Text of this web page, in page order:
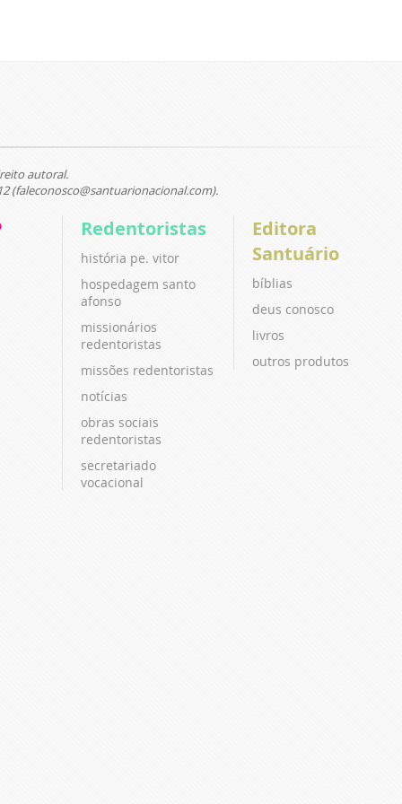
autoral.
(faleconosco@santuarionacional.com).
Redentoristas
história pe. vitor
hospedagem santo
afonso
missionários
redentoristas
missões redentoristas
notícias
obras sociais
redentoristas
secretariado
vocacional
Editora
Santuário
bíblias
deus conosco
livros
outros produtos